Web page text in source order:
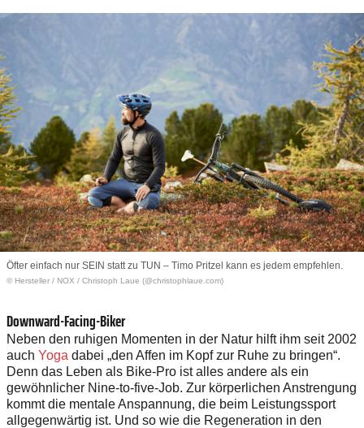
Öfter einfach nur SEIN statt zu TUN – Timo Pritzel kann es jedem empfehlen.
© Hersteller / NOX / Christoph Laue (@christophlaue.com)
Downward-Facing-Biker
Neben den ruhigen Momenten in der Natur hilft ihm seit 2002
auch Yoga dabei „den Affen im Kopf zur Ruhe zu bringen“.
Denn das Leben als Bike-Pro ist alles andere als ein
gewöhnlicher Nine-to-five-Job. Zur körperlichen Anstrengung
kommt die mentale Anspannung, die beim Leistungssport
allgegenwärtig ist. Und so wie die Regeneration in den